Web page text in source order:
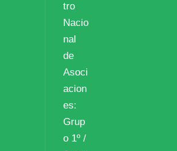
tro
Nacio
nal
de
Asoci
acion
es:
Grup
o 1º /